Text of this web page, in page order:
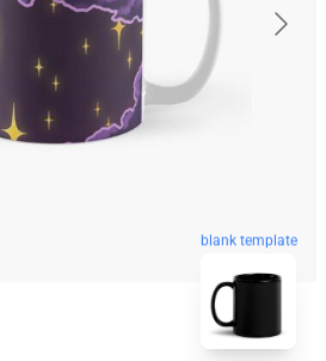
blank template